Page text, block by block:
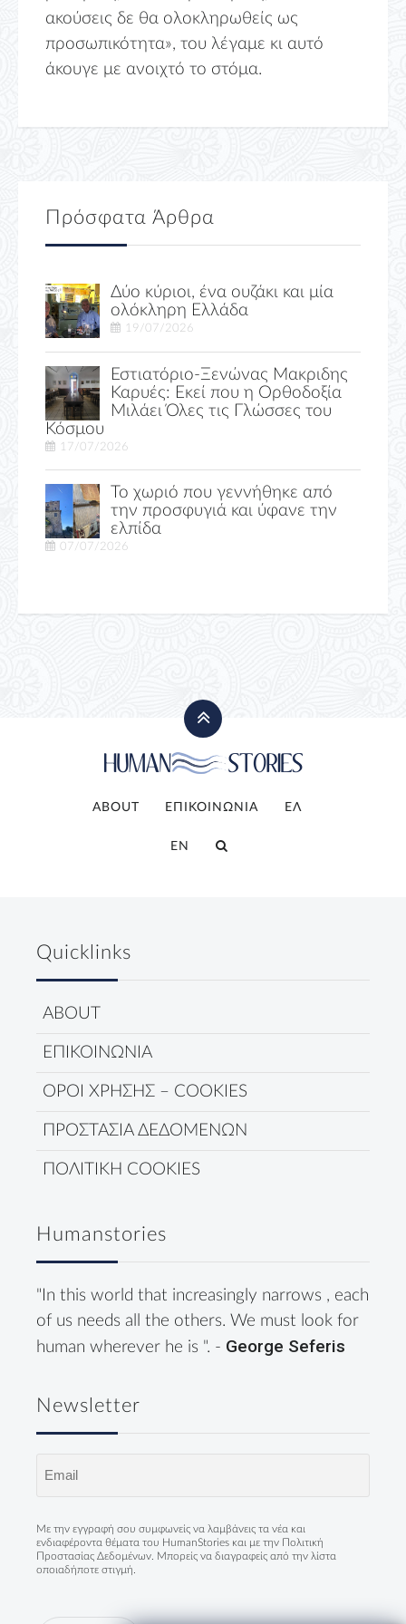
ακούσεις δε θα ολοκληρωθείς ως
προσωπικότητα», του λέγαμε κι αυτό
άκουγε με ανοιχτό το στόμα.
Πρόσφατα Άρθρα
Δύο κύριοι, ένα ουζάκι και μία
ολόκληρη Ελλάδα
19/07/2026
Εστιατόριο-Ξενώνας Μακριδης
Καρυές: Εκεί που η Ορθοδοξία
Μιλάει Όλες τις Γλώσσες του
Κόσμου
17/07/2026
Το χωριό που γεννήθηκε από
την προσφυγιά και ύφανε την
ελπίδα
07/07/2026
ABOUT ΕΠΙΚΟΙΝΩΝΙΑ ΕΛ
EN
Quicklinks
ABOUT
ΕΠΙΚΟΙΝΩΝΙΑ
ΟΡΟΙ ΧΡΗΣΗΣ – COOKIES
ΠΡΟΣΤΑΣΙΑ ΔΕΔΟΜΕΝΩΝ
ΠΟΛΙΤΙΚΗ COOKIES
Humanstories
"In this world that increasingly narrows , each
of us needs all the others. We must look for
human wherever he is ". - George Seferis
Newsletter
Με την εγγραφή σου συμφωνείς να λαμβάνεις τα νέα και
ενδιαφέροντα θέματα του HumanStories και με την
Πολιτική
Προστασίας Δεδομένων . Μπορείς να διαγραφείς από την λίστα
οποιαδήποτε στιγμή.